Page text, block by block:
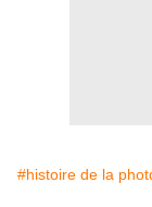
#histoire de la